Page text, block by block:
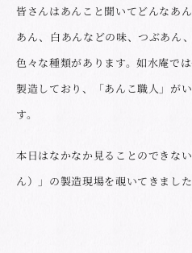
皆さんはあんこと聞いてどんなあ
あん、白あんなどの味、つぶあん
色々な種類があります。如水庵で
製造しており、「あんこ職人」が
す。
本日はなかなか見ることのできな
ん）」の製造現場を覗いてきました